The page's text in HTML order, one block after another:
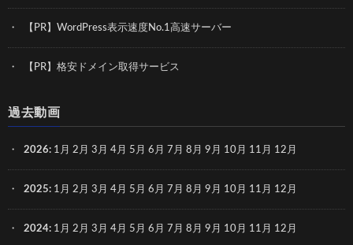
【PR】WordPress表示速度No.1高速サーバー
【PR】格安ドメイン取得サービス
過去動画
2026: 1月 2月 3月 4月 5月 6月 7月 8月 9月 10月 11月 12月
2025: 1月 2月 3月 4月 5月 6月 7月 8月 9月 10月 11月 12月
2024: 1月 2月 3月 4月 5月 6月 7月 8月 9月 10月 11月 12月